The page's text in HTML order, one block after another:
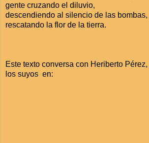
gente cruzando el diluvio,
descendiendo al silencio de las bombas,
rescatando la flor de la tierra.
Este texto conversa con Heriberto
los suyos en: